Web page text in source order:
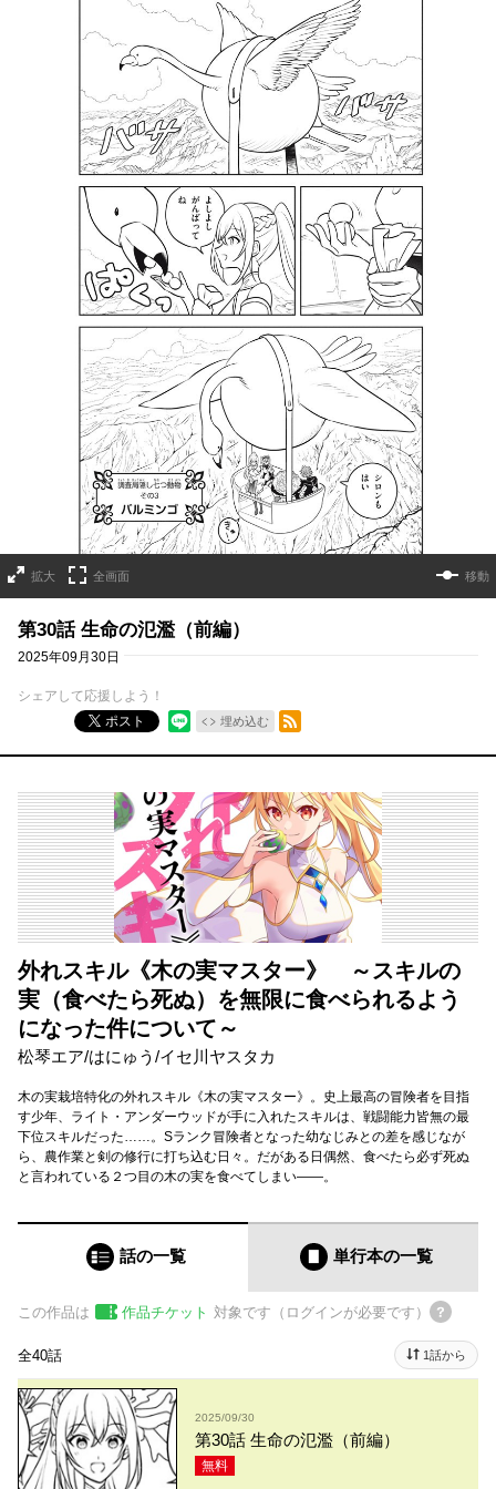
拡大 全画面 移動
第30話 生命の氾濫（前編）
2025年09月30日
シェアして応援しよう！
ポスト
埋め込む
RSSフィード
外れスキル《木の実マスター》 ～スキルの
実（食べたら死ぬ）を無限に食べられるよう
になった件について～
松琴エア/はにゅう /イセ川ヤスタカ
木の実栽培特化の外れスキル《木の実マスター》。史上最高の冒険者を目指
す少年、ライト・アンダーウッドが手に入れたスキルは、戦闘能力皆無の最
下位スキルだった……。Sランク冒険者となった幼なじみとの差を感じなが
ら、農作業と剣の修行に打ち込む日々。だがある日偶然、食べたら必ず死ぬ
と言われている２つ目の木の実を食べてしまい――。
話の一覧 単行本の一覧
この作品は 作品チケット 対象です（ログインが必要です）
全40話 1話から
2025/09/30
第30話 生命の氾濫（前編）
無料